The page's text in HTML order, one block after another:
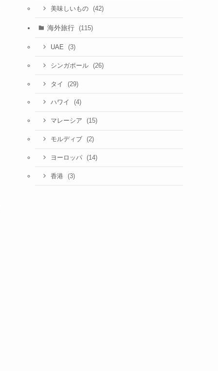
美味しいもの (42)
海外旅行 (115)
UAE (3)
シンガポール (26)
タイ (29)
ハワイ (4)
マレーシア (15)
モルディブ (2)
ヨーロッパ (14)
香港 (3)